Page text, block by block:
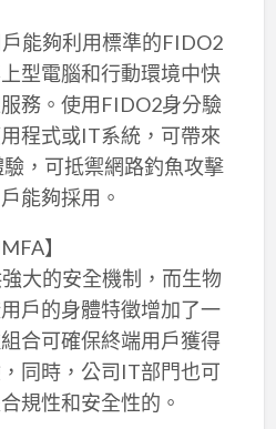
能夠利用標準的FIDO2
型電腦和行動環境中快
務。使用FIDO2身分驗
程式或IT系統，可帶來
，可抵禦網路釣魚攻擊
能夠採用。
】
大的安全機制，而生物
戶的身體特徵增加了一
合可確保終端用戶獲得
同時，公司IT部門也可
規性和安全性的。